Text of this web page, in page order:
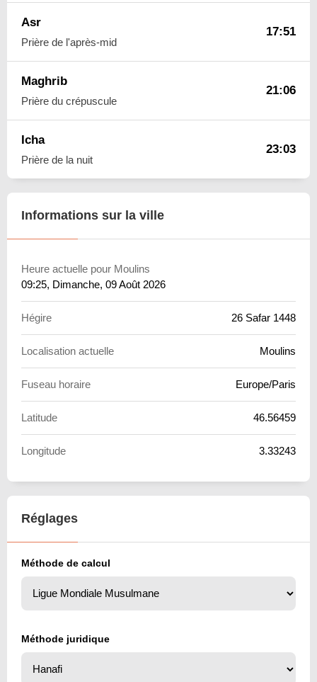
Asr
Prière de l'après-mid
17:51
Maghrib
Prière du crépuscule
21:06
Icha
Prière de la nuit
23:03
Informations sur la ville
Heure actuelle pour Moulins
09:25, Dimanche, 09 Août 2026
Hégire 26 Safar 1448
Localisation actuelle Moulins
Fuseau horaire Europe/Paris
Latitude 46.56459
Longitude 3.33243
Réglages
Méthode de calcul
Méthode juridique